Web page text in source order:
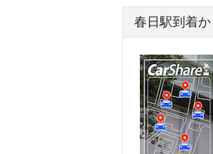
春日駅到着